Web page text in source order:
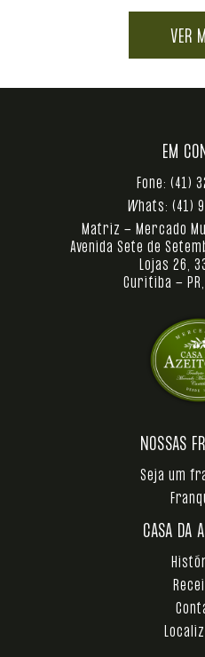
VER
CASA DA
NOSSAS
Seja um
EM
Fone: (41)
Whats: (41)
Matriz - Mercado
Avenida Sete de
Lojas 26,
Curitiba -